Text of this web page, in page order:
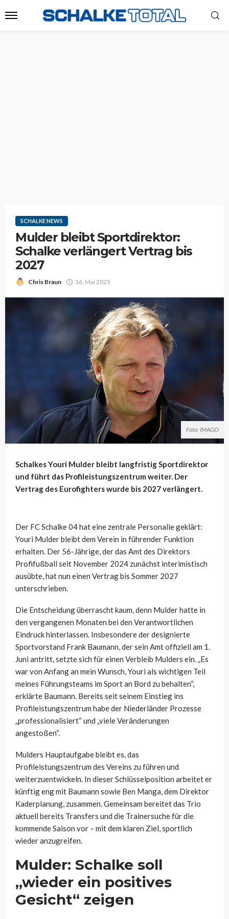
SCHALKE NEWS
Mulder bleibt Sportdirektor:
Schalke verlängert Vertrag bis
2027
Chris Braun 16. Mai 2025
Foto: IMAGO
Schalkes Youri Mulder bleibt langfristig Sportdirektor
und führt das Profileistungszentrum weiter. Der
Vertrag des Eurofighters wurde bis 2027 verlängert.
Der FC Schalke 04 hat eine zentrale Personalie geklärt:
Youri Mulder bleibt dem Verein in führender Funktion
erhalten. Der 56-Jährige, der das Amt des Direktors
Profifußball seit November 2024 zunächst interimistisch
ausübte, hat nun einen Vertrag bis Sommer 2027
unterschrieben.
Die Entscheidung überrascht kaum, denn Mulder hatte in
den vergangenen Monaten bei den Verantwortlichen
Eindruck hinterlassen. Insbesondere der designierte
Sportvorstand Frank Baumann, der sein Amt offiziell am 1.
Juni antritt, setzte sich für einen Verbleib Mulders ein. „Es
war von Anfang an mein Wunsch, Youri als wichtigen Teil
meines Führungsteams im Sport an Bord zu behalten“,
erklärte Baumann. Bereits seit seinem Einstieg ins
Profileistungszentrum habe der Niederländer Prozesse
„professionalisiert“ und „viele Veränderungen
angestoßen“.
Mulders Hauptaufgabe bleibt es, das
Profileistungszentrum des Vereins zu führen und
weiterzuentwickeln. In dieser Schlüsselposition arbeitet er
künftig eng mit Baumann sowie Ben Manga, dem Direktor
Kaderplanung, zusammen. Gemeinsam bereitet das Trio
aktuell bereits Transfers und die Trainersuche für die
kommende Saison vor – mit dem klaren Ziel, sportlich
wieder anzugreifen.
Mulder: Schalke soll
„wieder ein positives
Gesicht“ zeigen